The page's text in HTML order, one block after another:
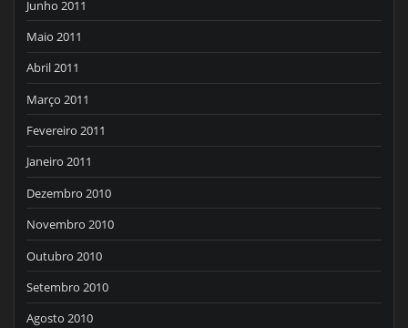
Junho 2011
Maio 2011
Abril 2011
Março 2011
Fevereiro 2011
Janeiro 2011
Dezembro 2010
Novembro 2010
Outubro 2010
Setembro 2010
Agosto 2010